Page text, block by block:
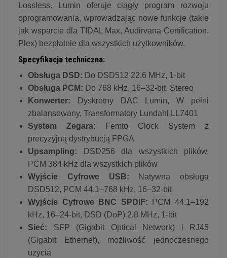
Lossless. Lumin oferuje ciągły program rozwoju
oprogramowania, wprowadzając nowe funkcje (takie
jak wsparcie dla TIDAL Max, Audirvana Certification,
Plex) bezpłatnie dla wszystkich użytkowników.
Specyfikacja techniczna:
Obsługa DSD: Do DSD512 22.6 MHz, 1-bit
Obsługa PCM: Do 768 kHz, 16–32-bit, Stereo
Konwerter: Dyskretny DAC Lumin, W pełni
zbalansowany, Transformatory Lundahl LL7401
System Zegara: Femto Clock System z
precyzyjną dystrybucją FPGA
Upsampling: DSD256 dla wszystkich plików,
PCM 384 kHz dla wszystkich plików
Wyjście Cyfrowe USB: Natywna obsługa
DSD512, PCM 44.1–768 kHz, 16–32-bit
Wyjście Cyfrowe BNC SPDIF: PCM 44.1–192
kHz, 16–24-bit, DSD (DoP) 2.8 MHz, 1-bit
Sieć: SFP (Gigabit Optical Network) i RJ45
(Gigabit Ethernet), możliwość jednoczesnego
użycia